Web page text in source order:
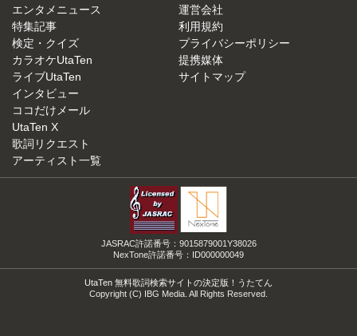
エンタメニュース
特集記事
検定・クイズ
カラオケUtaTen
ライブUtaTen
インタビュー
ココだけメール
UtaTen X
歌詞リクエスト
アーティスト一覧
運営会社
利用規約
プライバシーポリシー
提携媒体
サイトマップ
JASRAC許諾番号：9015879001Y38026
NexTone許諾番号：ID000000049
UtaTen 無料歌詞検索サイトの決定版！うたてん
Copyright (C) IBG Media. All Rights Reserved.